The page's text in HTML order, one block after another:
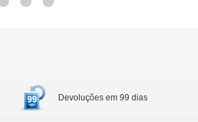
Devoluções em 99 dias